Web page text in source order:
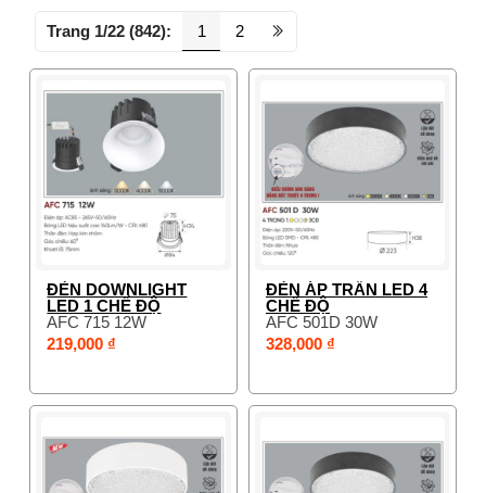
Trang 1/22 (842): 1 2
ĐÈN DOWNLIGHT
LED 1 CHẾ ĐỘ
AFC 715 12W
219,000 ₫
ĐÈN ÁP TRẦN LED 4
CHẾ ĐỘ
AFC 501D 30W
328,000 ₫